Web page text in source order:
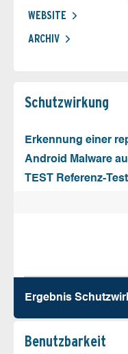
WEBSITE
ARCHIV
Schutz­wirkung
Erkennung einer
Android Malware
TEST Referenz-
Ergebnis
Benutz­barkeit